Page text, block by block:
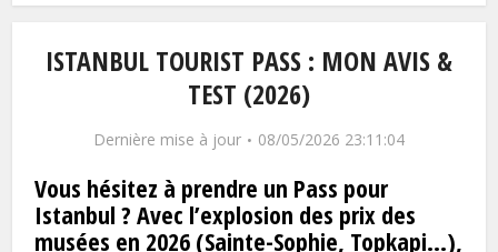
ISTANBUL TOURIST PASS : MON AVIS &
TEST (2026)
Dernière mise à jour 08/05/2026 23:11:04
Vous hésitez à prendre un Pass pour
Istanbul ? Avec l’explosion des prix des
musées en 2026 (Sainte-Sophie, Topkapi…),